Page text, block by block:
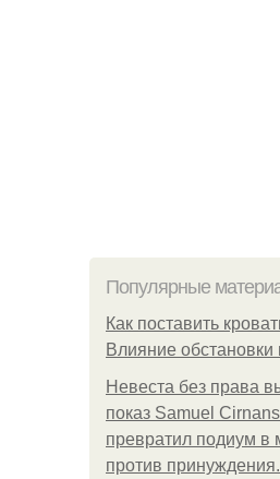
Популярные
Как поставить
Влияние обстановки
Невеста без права
показ Samuel
превратил подиум в
против принуждения.